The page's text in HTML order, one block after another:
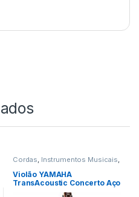
Cordas Instrumentos Musicais
Violoes
Violão YAMAHA
TransAcoustic Concerto Aço
FS-TA Brown Sunburst